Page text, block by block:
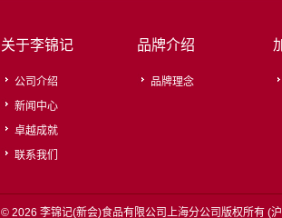
关于李锦记
公司介绍
新闻中心
卓越成就
联系我们
品牌介绍
品牌理念
© 2026 李锦记(新会)食品有限公司上海分公司版权所有 (